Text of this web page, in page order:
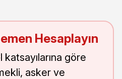
Hesaplayın
katsayılarına göre
asker ve